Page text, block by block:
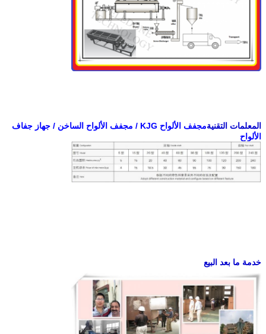
المعلمات التقنية
مجفف الألواح KJG / مجفف الألواح الساخن / جهاز جفاف
الألواح
خدمة ما بعد البيع